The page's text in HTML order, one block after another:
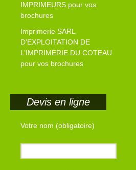
IMPRIMEURS pour vos
brochures
Imprimerie SARL
D’EXPLOITATION DE
L’IMPRIMERIE DU COTEAU
pour vos brochures
Devis en ligne
Votre nom (obligatoire)